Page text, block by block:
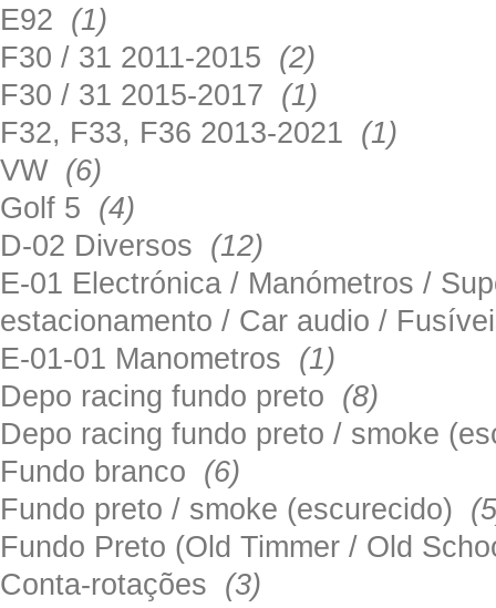
E92 (1)
F30 / 31 2011-2015 (2)
F30 / 31 2015-2017 (1)
F32, F33, F36 2013-2021 (1)
VW (6)
Golf 5 (4)
D-02 Diversos (12)
E-01 Electrónica / Manómetros /
estacionamento / Car audio /
E-01-01 Manometros (1)
Depo racing fundo preto (8)
Depo racing fundo preto / smoke
Fundo branco (6)
Fundo preto / smoke (escurecido)
Fundo Preto (Old Timmer / Old
Conta-rotações (3)